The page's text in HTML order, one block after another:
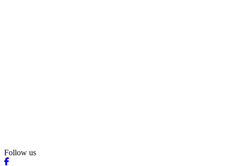
Follow us